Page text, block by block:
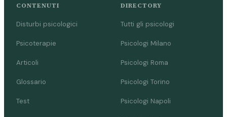
CONTENUTI
Disturbi psicologici
Psicoterapie
Articoli
Glossario
Test
DIRECTORY
Tutti gli psicologi
Psicologi Milano
Psicologi Roma
Psicologi Torino
Psicologi Napoli